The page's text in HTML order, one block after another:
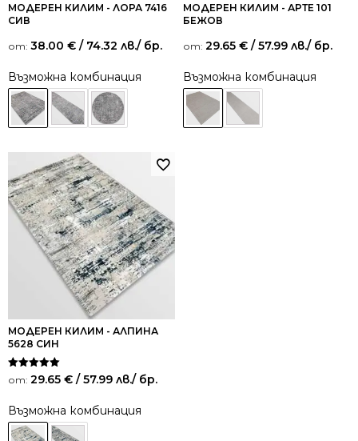
МОДЕРЕН КИЛИМ - ЛОРА 7416
СИВ
от: 38.00 € / 74.32 лв./ бр.
Възможна комбинация
МОДЕРЕН КИЛИМ - АРТЕ 101
БЕЖОВ
от: 29.65 € / 57.99 лв./ бр.
Възможна комбинация
МОДЕРЕН КИЛИМ - АЛПИНА
5628 СИН
Оценено на
5.00
от: 29.65 € / 57.99 лв./ бр.
Възможна комбинация